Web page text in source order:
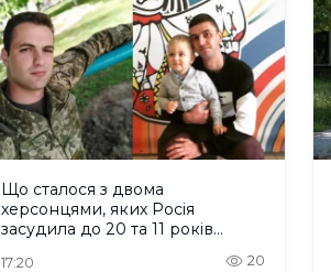
Що сталося з двома
херсонцями, яких Росія
засудила до 20 та 11 років
17:20 20